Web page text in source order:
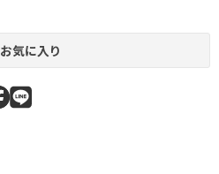
お気に入り